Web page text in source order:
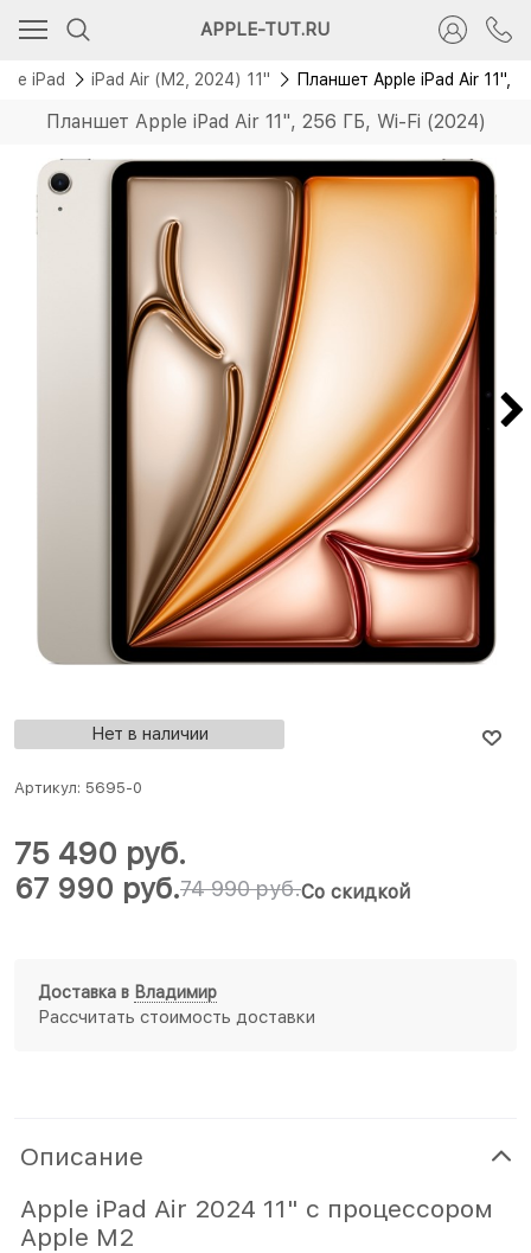
APPLE-TUT.RU
iPad iPad Air (M2, 2024) 11" Планшет Apple iPad Air 11",
Планшет Apple iPad Air 11", 256 ГБ, Wi-Fi (2024)
Скидка 7 000 руб.
Новинка
Нет в наличии
Артикул: 5695-0
74 990 руб.
67 990 руб. Со скидкой
75 490 руб.
Доставка в Владимир
Рассчитать стоимость доставки
Описание
Apple iPad Air 2024 11" с процессором
Apple M2